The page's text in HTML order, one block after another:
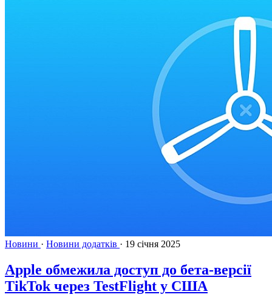
Новини · Новини додатків · 19 січня 2025
Apple обмежила доступ до бета-версії
TikTok через TestFlight у США